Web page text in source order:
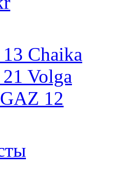
Chaika
Volga
12